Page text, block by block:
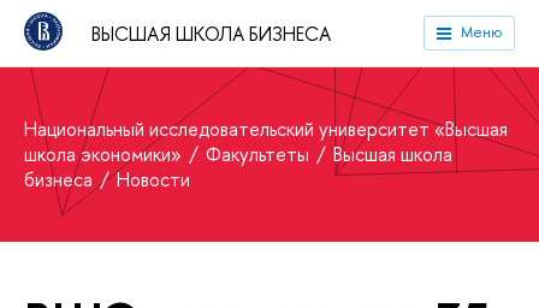
ВЫСШАЯ ШКОЛА БИЗНЕСА Меню
Национальный исследовательский университет «Высшая
школа экономики»
Факультеты
Высшая школа
бизнеса
Новости